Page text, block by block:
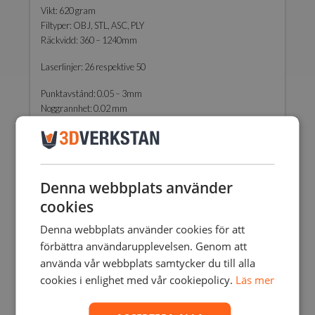
Vikt: 620 gram
Filtyper: OBJ, STL, ASC, PLY
Räckvidd: 360 – 1240mm
Laserlinjer: 26 respektive 50
Punktavstånd: 0.05 – 3mm
Noggrannhet: 0.02 mm
Relaterade Produkter
Rea!
Denna webbplats använder
cookies
Denna webbplats använder cookies för att
förbättra användarupplevelsen. Genom att
använda vår webbplats samtycker du till alla
cookies i enlighet med vår cookiepolicy. Läs mer